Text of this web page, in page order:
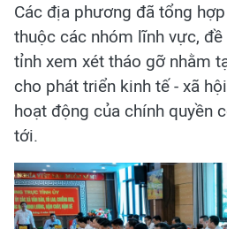
Các địa phương đã tổng
thuộc các nhóm lĩnh vực,
tỉnh xem xét tháo gỡ nhằm
cho phát triển kinh tế - xã
hoạt động của chính quyền
tới.